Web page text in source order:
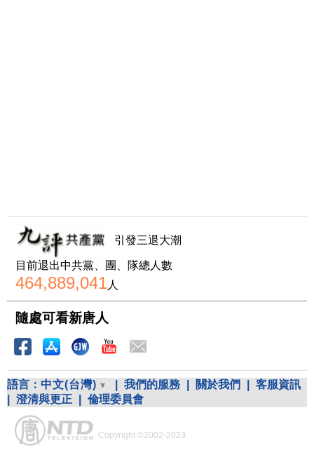
引發三退大潮
目前退出中共黨、團、隊總人數
464,889,041人
隨處可看新唐人
語言： 中文(台灣) 我們的服務 關於我們
客服資訊
澄清與更正 倫理委員會
Copyright ©2002-2023